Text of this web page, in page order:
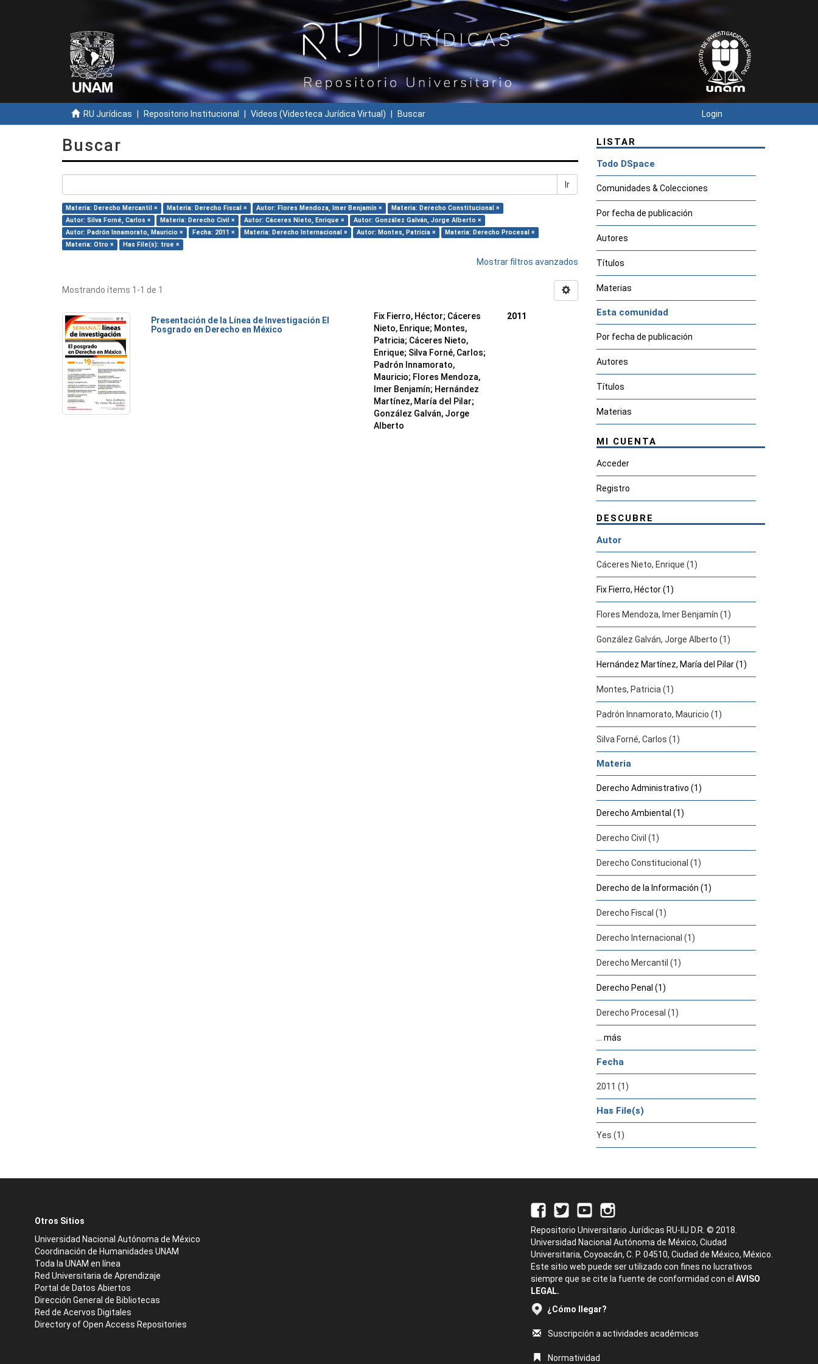
RU Jurídicas Repositorio Institucional Videos (Videoteca Jurídica Virtual) Buscar Login
Buscar
Ir
Materia: Derecho Mercantil × Materia: Derecho Fiscal × Autor: Flores Mendoza, Imer Benjamín ×
Materia: Derecho Constitucional ×
Autor: Silva Forné, Carlos ×
Materia: Derecho Civil × Autor: Cáceres Nieto, Enrique ×
Autor: González Galván, Jorge Alberto ×
Autor: Padrón Innamorato, Mauricio ×
Fecha: 2011 × Materia: Derecho Internacional × Autor: Montes, Patricia ×
Materia: Derecho Procesal ×
Materia: Otro ×
Has File(s): true ×
Mostrar filtros avanzados
Mostrando ítems 1-1 de 1
Presentación de la Línea de Investigación El
Posgrado en Derecho en México
Fix Fierro, Héctor; Cáceres
Nieto, Enrique; Montes,
Patricia; Cáceres Nieto,
Enrique; Silva Forné, Carlos;
Padrón Innamorato,
Mauricio; Flores Mendoza,
Imer Benjamín; Hernández
Martínez, María del Pilar;
González Galván, Jorge
Alberto
2011
LISTAR
Todo DSpace
Comunidades & Colecciones
Por fecha de publicación
Autores
Títulos
Materias
Esta comunidad
Por fecha de publicación
Autores
Títulos
Materias
MI CUENTA
Acceder
Registro
DESCUBRE
Autor
Cáceres Nieto, Enrique (1)
Fix Fierro, Héctor (1)
Flores Mendoza, Imer Benjamín (1)
González Galván, Jorge Alberto (1)
Hernández Martínez, María del Pilar (1)
Montes, Patricia (1)
Padrón Innamorato, Mauricio (1)
Silva Forné, Carlos (1)
Materia
Derecho Administrativo (1)
Derecho Ambiental (1)
Derecho Civil (1)
Derecho Constitucional (1)
Derecho de la Información (1)
Derecho Fiscal (1)
Derecho Internacional (1)
Derecho Mercantil (1)
Derecho Penal (1)
Derecho Procesal (1)
... más
Fecha
2011 (1)
Has File(s)
Yes (1)
Otros Sitios
Universidad Nacional Autónoma de México
Coordinación de Humanidades UNAM
Toda la UNAM en línea
Red Universitaria de Aprendizaje
Portal de Datos Abiertos
Dirección General de Bibliotecas
Red de Acervos Digitales
Directory of Open Access Repositories
Repositorio Universitario Jurídicas RU-IIJ D.R. © 2018.
Universidad Nacional Autónoma de México, Ciudad
Universitaria, Coyoacán, C. P. 04510, Ciudad de México, México.
Este sitio web puede ser utilizado con fines no lucrativos
siempre que se cite la fuente de conformidad con el AVISO
LEGAL.
¿Cómo llegar?
Suscripción a actividades académicas
Normatividad